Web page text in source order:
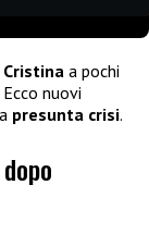
Cristina a pochi
Ecco nuovi
presunta crisi.